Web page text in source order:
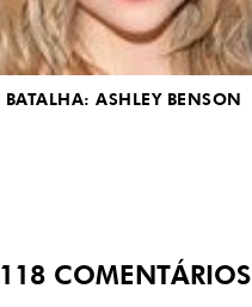
BATALHA: ASHLEY BENSON
118COMENTÁRIOS